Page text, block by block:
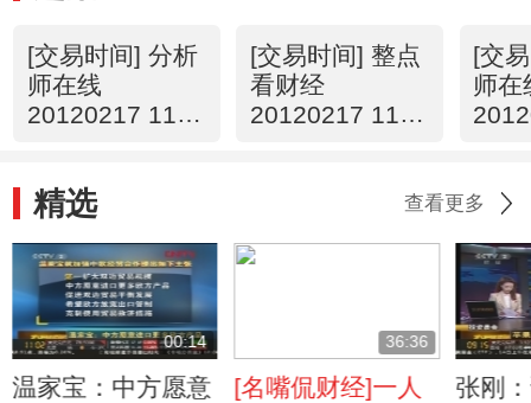
[交易时间] 分析
师在线
20120217 11：
[交易时间] 整点
看财经
20120217 11：
[交
师在
精选 查看更多
00:14
温家宝：中方愿意
36:36
[名嘴侃财经]一人
张刚